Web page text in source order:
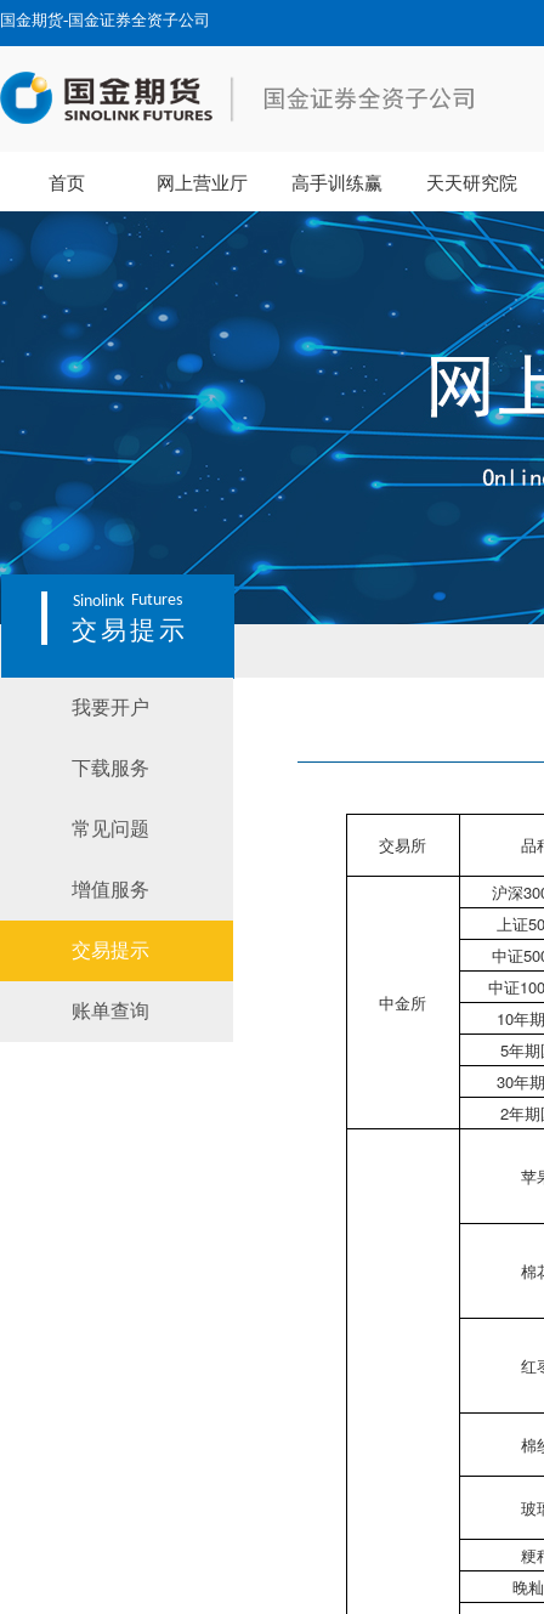
国金期货-国金证券全资子公司
首页 网上营业厅 高手训练赢 天天研究院
Sinolink Futures
交易提示
我要开户
下载服务
常见问题
增值服务
交易提示
账单查询
交易所 品
中金所
沪深
上证
中证
中证
10年
5年
30年
2年
苹
棉
红
棉
玻
粳
晚